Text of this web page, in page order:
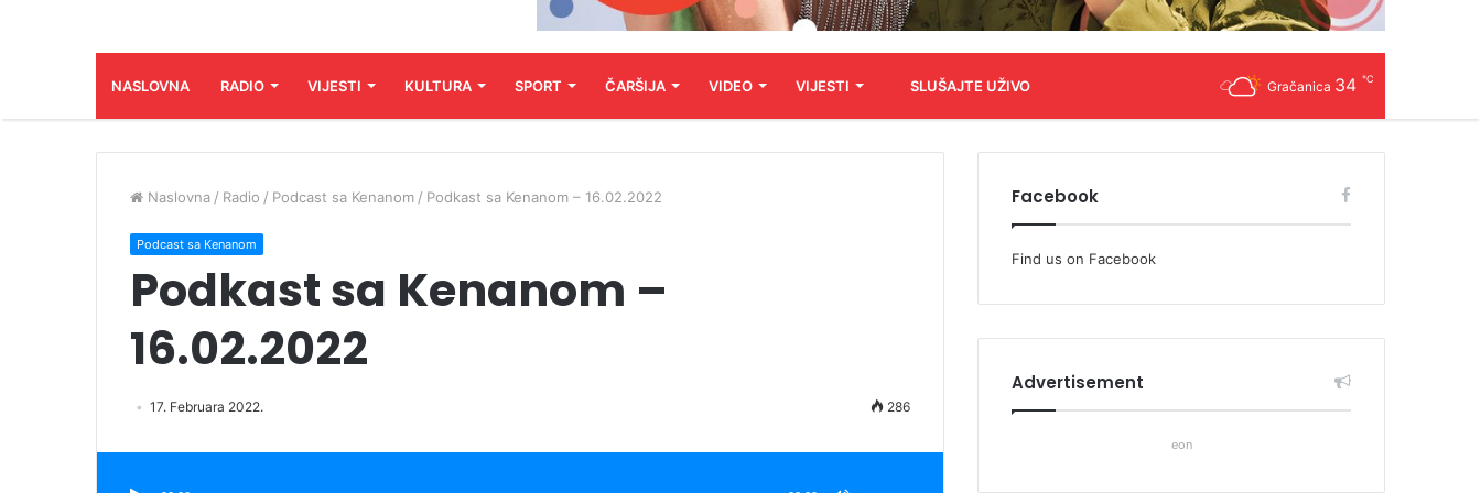
NASLOVNA RADIO VIJESTI KULTURA SPORT ČARŠIJA VIDEO VIJESTI SLUŠAJTE UŽIVO Gračanica 34 ℃
Naslovna / Radio / Podcast sa Kenanom / Podkast sa Kenanom – 16.02.2022
Podcast sa Kenanom
Podkast sa Kenanom –
16.02.2022
17. Februara 2022. 286
Facebook
Find us on Facebook
Advertisement
eon